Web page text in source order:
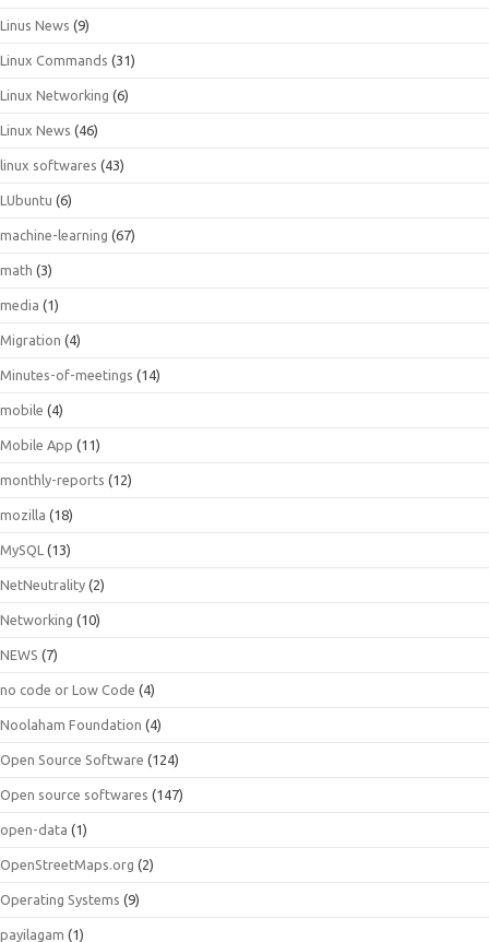
Linus News (9)
Linux Commands (31)
Linux Networking (6)
Linux News (46)
linux softwares (43)
LUbuntu (6)
machine-learning (67)
math (3)
media (1)
Migration (4)
Minutes-of-meetings (14)
mobile (4)
Mobile App (11)
monthly-reports (12)
mozilla (18)
MySQL (13)
NetNeutrality (2)
Networking (10)
NEWS (7)
no code or Low Code (4)
Noolaham Foundation (4)
Open Source Software (124)
Open source softwares (147)
open-data (1)
OpenStreetMaps.org (2)
Operating Systems (9)
payilagam (1)